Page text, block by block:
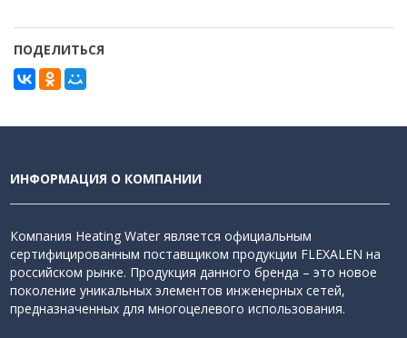
ПОДЕЛИТЬСЯ
ИНФОРМАЦИЯ О КОМПАНИИ
Компания Heating Water является официальным
сертифицированным поставщиком продукции FLEXALEN на
российском рынке. Продукция данного бренда – это новое
поколение уникальных элементов инженерных сетей,
предназначенных для многоцелевого использования.